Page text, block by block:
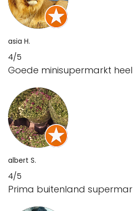
asia H.
4/5
Goede minisupermarkt
albert S.
4/5
Prima buitenland